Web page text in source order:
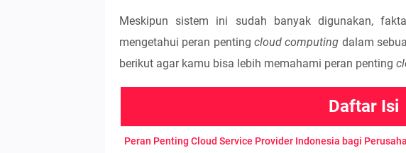
Meskipun sistem ini sudah banyak digunakan,
mengetahui peran penting cloud computing dalam
berikut agar kamu bisa lebih memahami peran penting
Daftar Isi
Peran Penting Cloud Service Provider Indonesia bagi